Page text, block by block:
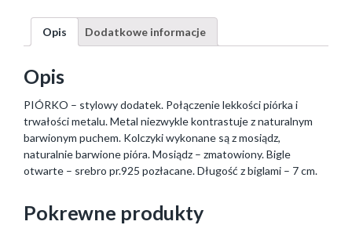
Opis Dodatkowe informacje
Opis
PIÓRKO – stylowy dodatek. Połączenie lekkości piórka i
trwałości metalu. Metal niezwykle kontrastuje z naturalnym
barwionym puchem. Kolczyki wykonane są z mosiądz,
naturalnie barwione pióra. Mosiądz – zmatowiony. Bigle
otwarte – srebro pr.925 pozłacane. Długość z biglami – 7 cm.
Pokrewne produkty